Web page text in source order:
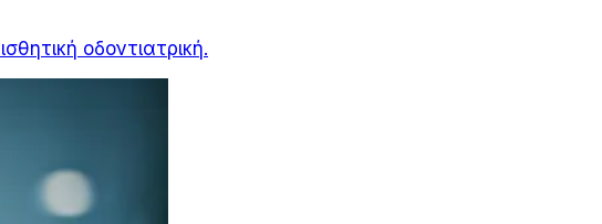
οδοντιατρική.